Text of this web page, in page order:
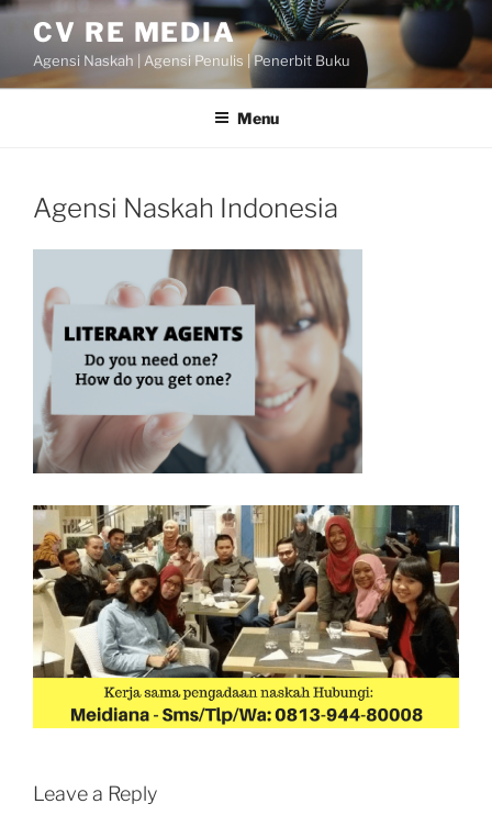
Skip
content
CV RE MEDIA
Agensi Naskah | Agensi Penulis | Penerbit Buku
Menu
Agensi Naskah Indonesia
Leave a Reply